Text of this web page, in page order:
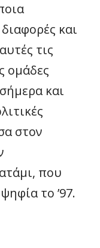
και
τις
ομάδες
και
στον
που
το ’97.